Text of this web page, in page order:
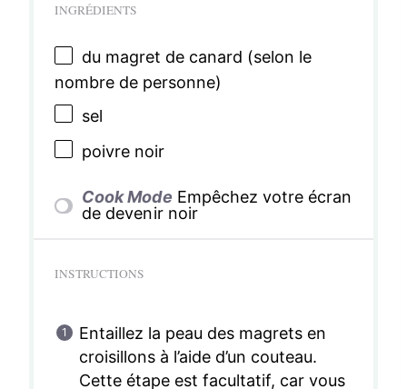
INGRÉDIENTS
du magret de canard (selon le
nombre de personne)
sel
poivre noir
Cook Mode Empêchez votre écran
de devenir noir
INSTRUCTIONS
Entaillez la peau des magrets en
croisillons à l’aide d’un couteau.
Cette étape est facultatif, car vous